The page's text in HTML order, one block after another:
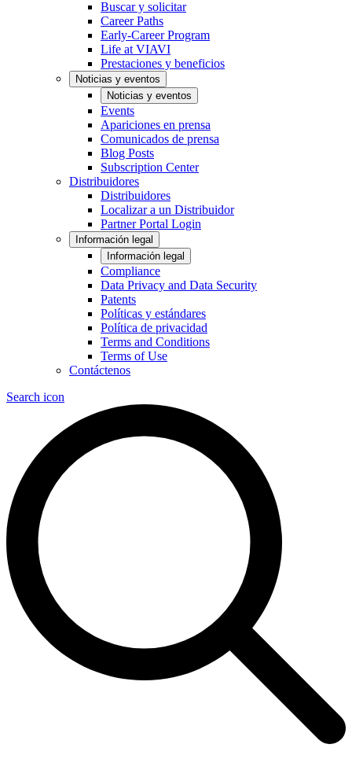
Buscar y solicitar
Career Paths
Early-Career Program
Life at VIAVI
Prestaciones y beneficios
Noticias y eventos
Noticias y eventos
Events
Apariciones en prensa
Comunicados de prensa
Blog Posts
Subscription Center
Distribuidores
Distribuidores
Localizar a un Distribuidor
Partner Portal Login
Información legal
Información legal
Compliance
Data Privacy and Data Security
Patents
Políticas y estándares
Política de privacidad
Terms and Conditions
Terms of Use
Contáctenos
Search icon